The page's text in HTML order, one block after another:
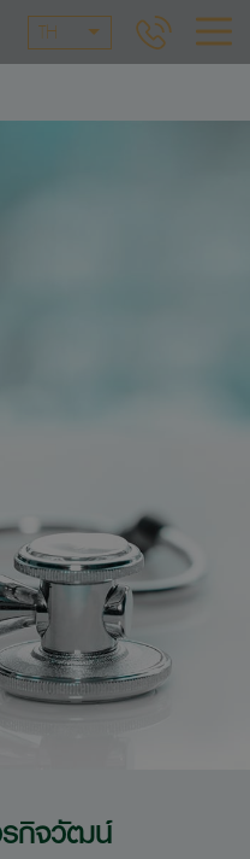
TH
กิจวัฒน์